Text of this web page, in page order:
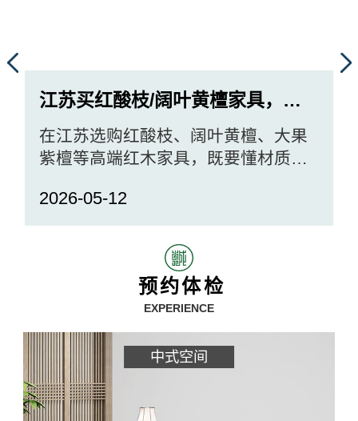
江苏买红酸枝/阔叶黄檀家具，为什么优先选大成尚品？
在江苏选购红酸枝、阔叶黄檀、大果
紫檀等高端红木家具，既要懂材质，
2026-05-12
预约体检
EXPERIENCE
中式空间